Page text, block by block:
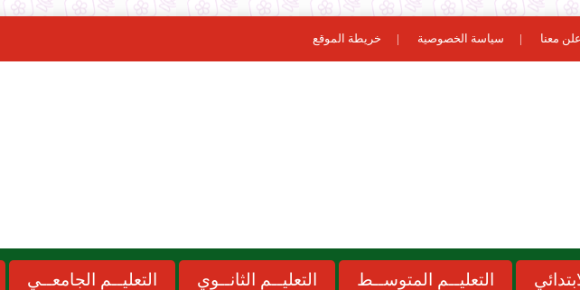
معنا سياسة الخصوصية خريطة الموقع
التعليــم المتوســط التعليــم الثانــوي التعليــم الجامعــي